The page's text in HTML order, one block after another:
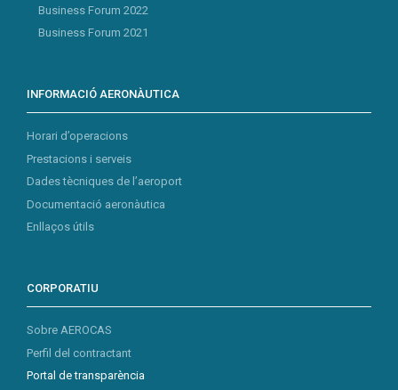
Business Forum 2022
Business Forum 2021
INFORMACIÓ AERONÀUTICA
Horari d’operacions
Prestacions i serveis
Dades tècniques de l’aeroport
Documentació aeronàutica
Enllaços útils
CORPORATIU
Sobre AEROCAS
Perfil del contractant
Portal de transparència